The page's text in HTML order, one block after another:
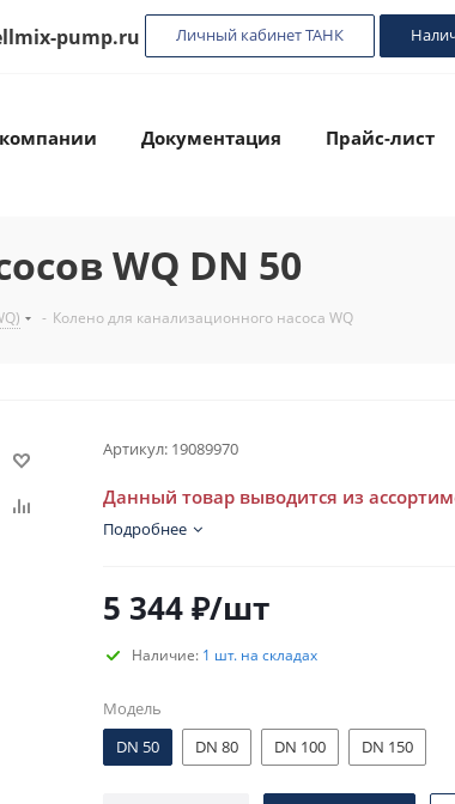
pump.ru Личный кабинет ТАНК
Документация Прайс-лист
WQ DN 50
- Колено для канализационного насоса WQ
Артикул: 19089970
Данный товар выводится из
Подробнее
5 344₽/шт
Наличие: 1 шт. на складах
Модель
DN 50
DN 80 DN 100 DN 150